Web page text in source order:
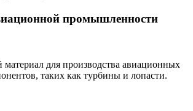
промышленности
для производства авиационных
таких как турбины и лопасти.